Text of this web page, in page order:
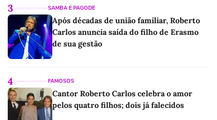
3 SAMBA E PAGODE
Após décadas de união familiar, Roberto
Carlos anuncia saída do filho de Erasmo
de sua gestão
4 FAMOSOS
Cantor Roberto Carlos celebra o amor
pelos quatro filhos; dois já falecidos